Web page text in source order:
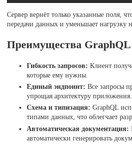
Сервер вернёт только указанные поля,
передачи данных и уменьшает нагрузку
Преимущества GraphQL
Гибкость запросов: Клиент
которые ему нужны.
Единый эндпоинт: Все запросы
упрощая архитектуру приложения.
Схема и типизация: GraphQL
типами данных, что облегчает
Автоматическая документация:
автоматически генерировать